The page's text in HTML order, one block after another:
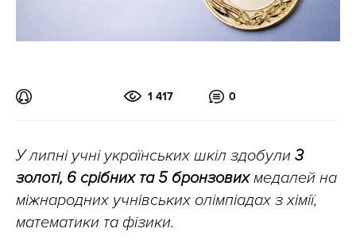
1 417 0
У липні учні українських шкіл здобули 3
золоті, 6 срібних та 5 бронзовихмедалей на
міжнародних учнівських олімпіадах з хімії,
математики та фізики.